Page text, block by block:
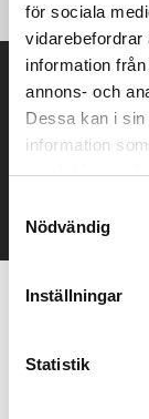
för sociala
vidarebefordrar
information
annons- och
Dessa kan i
information
samlat in när
Nödvändig
Inställningar
Statistik
Kontakta oss